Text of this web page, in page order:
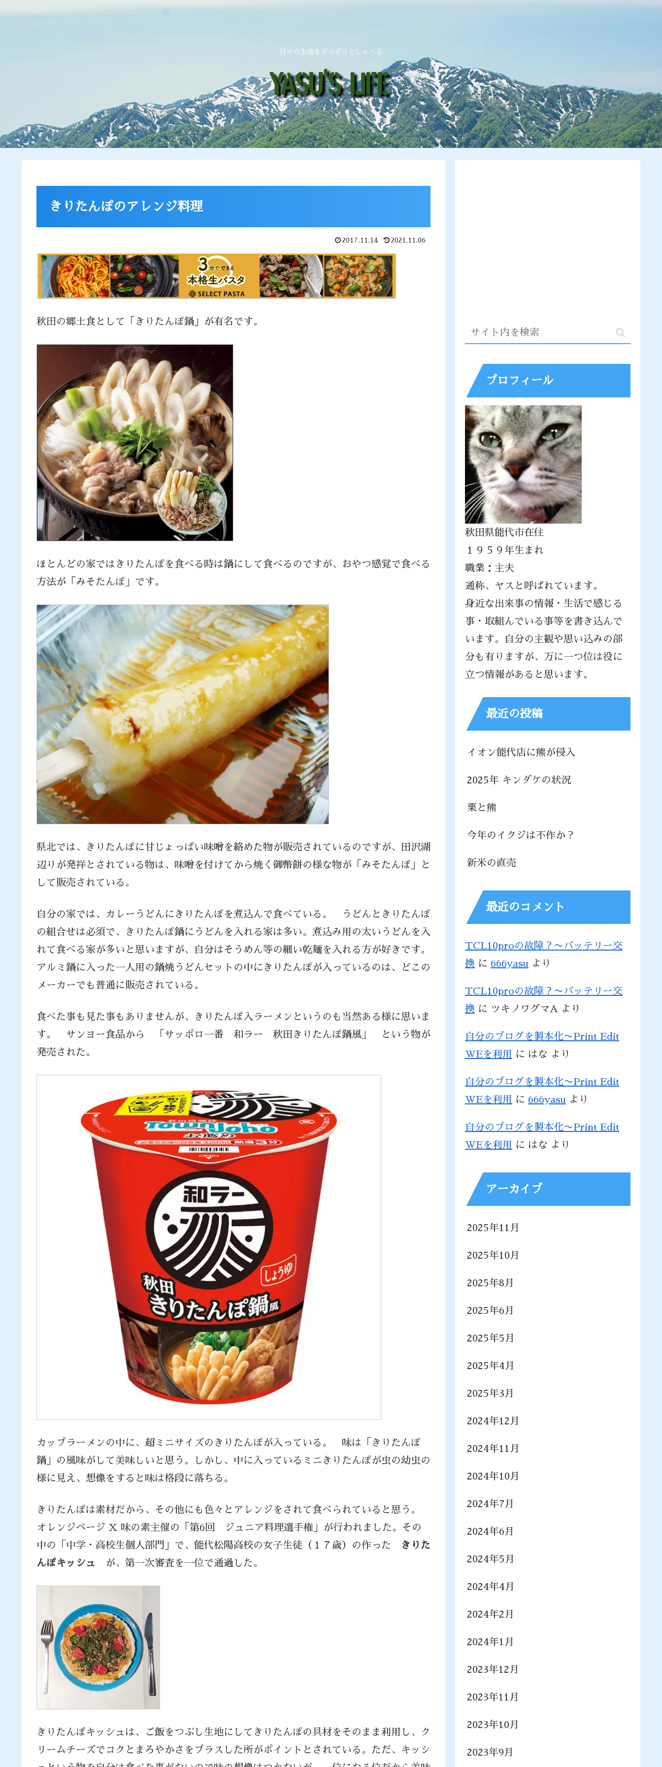
日々の生活をボソボソとしゃべる
きりたんぽのアレンジ料理
2017.11.14 2021.11.06
秋田の郷土食として「きりたんぽ鍋」が有名です。
ほとんどの家ではきりたんぽを食べる時は鍋にして食べるのですが、おやつ感覚で食べる
方法が「みそたんぽ」です。
県北では、きりたんぽに甘じょっぱい味噌を絡めた物が販売されているのですが、田沢湖
辺りが発祥とされている物は、味噌を付けてから焼く御幣餅の様な物が「みそたんぽ」と
して販売されている。
自分の家では、カレーうどんにきりたんぽを煮込んで食べている。 うどんときりたんぽ
の組合せは必須で、きりたんぽ鍋にうどんを入れる家は多い。煮込み用の太いうどんを入
れて食べる家が多いと思いますが、自分はそうめん等の細い乾麺を入れる方が好きです。
アルミ鍋に入った一人用の鍋焼うどんセットの中にきりたんぽが入っているのは、どこの
メーカーでも普通に販売されている。
食べた事も見た事もありませんが、きりたんぽ入ラーメンというのも当然ある様に思いま
す。 サンヨー食品から 「サッポロ一番 和ラー 秋田きりたんぽ鍋風」 という物が
発売された。
カップラーメンの中に、超ミニサイズのきりたんぽが入っている。 味は「きりたんぽ
鍋」の風味がして美味しいと思う。しかし、中に入っているミニきりたんぽが虫の幼虫の
様に見え、想像をすると味は格段に落ちる。
きりたんぽは素材だから、その他にも色々とアレンジをされて食べられていると思う。
オレンジページ X 味の素主催の「第6回 ジュニア料理選手権」が行われました。その
中の「中学・高校生個人部門」で、能代松陽高校の女子生徒（１７歳）の作った
きりた
んぽキッシュ が、第一次審査を一位で通過した。
きりたんぽキッシュは、ご飯をつぶし生地にしてきりたんぽの具材をそのまま利用し、ク
リームチーズでコクとまろやかさをプラスした所がポイントとされている。ただ、キッシ
プロフィール
秋田県能代市在住
１９５９年生まれ
職業：主夫
通称、ヤスと呼ばれています。
身近な出来事の情報・生活で感じる
事・取組んでいる事等を書き込んで
います。自分の主観や思い込みの部
分も有りますが、万に一つ位は役に
立つ情報があると思います。
最近の投稿
イオン能代店に熊が侵入
2025年 キンダケの状況
栗と熊
今年のイクジは不作か？
新米の直売
最近のコメント
TCL10proの故障？〜バッテリー交
換 に 666yasu より
TCL10proの故障？〜バッテリー交
換 に ツキノワグマA より
自分のブログを製本化〜Print Edit
WEを利用
に はな より
自分のブログを製本化〜Print Edit
WEを利用
に 666yasu より
自分のブログを製本化〜Print Edit
WEを利用
に はな より
アーカイブ
2025年11月
2025年10月
2025年8月
2025年6月
2025年5月
2025年4月
2025年3月
2024年12月
2024年11月
2024年10月
2024年7月
2024年6月
2024年5月
2024年4月
2024年2月
2024年1月
2023年12月
2023年11月
2023年10月
2023年9月